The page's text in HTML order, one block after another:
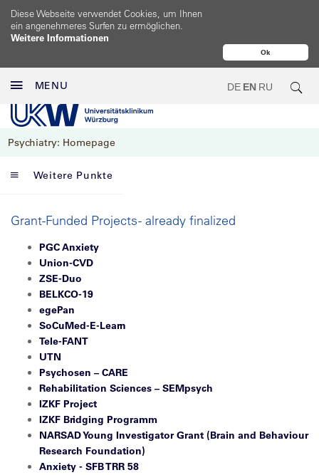
Ok
Diese Webseite verwendet Cookies, um Ihnen
ein angenehmeres Surfen zu ermöglichen.
Weitere Informationen
MENU DE EN RU
Psychiatry: Homepage
Weitere Punkte
Grant-Funded Projects - already finalized
PGC Anxiety
Union-CVD
ZSE-Duo
BELKCO-19
egePan
SoCuMed-E-Learn
Tele-FANT
UTN
Psychosen – CARE
Rehabilitation Sciences – SEMpsych
IZKF Project
IZKF Bridging Programm
NARSAD Young Investigator Grant (Brain and Behaviour
Research Foundation)
Anxiety - SFB TRR 58